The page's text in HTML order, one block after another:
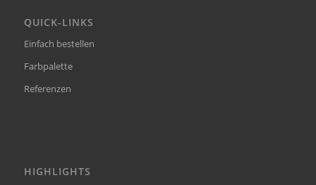
QUICK-LINKS
Einfach bestellen
Farbpalette
Referenzen
HIGHLIGHTS